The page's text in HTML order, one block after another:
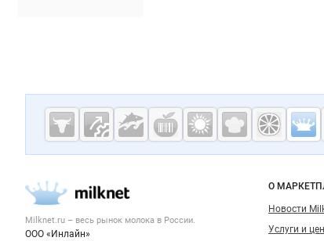
Дополнительная информация
Cсылки на полезные проекты
Важные разделы и контакты
Milknet.ru – весь рынок молока в России.
ООО «Инлайн»
О
Новости
Услуги и